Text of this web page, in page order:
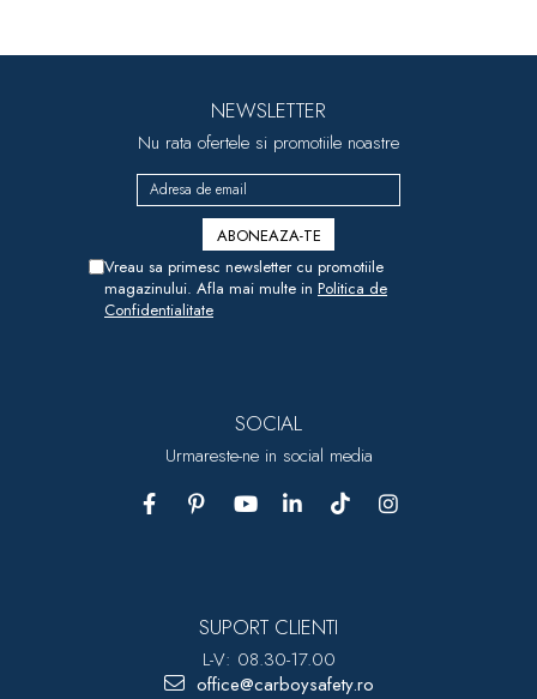
NEWSLETTER
Nu rata ofertele si promotiile noastre
Vreau sa primesc newsletter cu promotiile
magazinului. Afla mai multe in Politica de
Confidentialitate
SOCIAL
Urmareste-ne in social media
SUPORT CLIENTI
L-V: 08.30-17.00
office@carboysafety.ro